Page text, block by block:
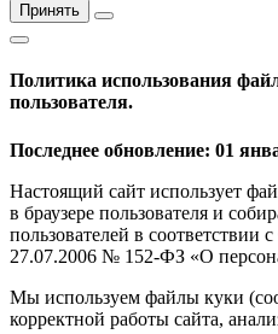
Принять
Политика использования
пользователя.
Последнее обновление: 01
Настоящий сайт использует
в браузере пользователя и
пользователей в соответствии
27.07.2006 № 152-ФЗ «О
Мы используем файлы куки
корректной работы сайта,